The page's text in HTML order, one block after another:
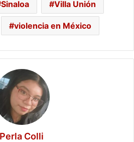
Sinaloa Villa Unión
violencia en México
Perla Colli